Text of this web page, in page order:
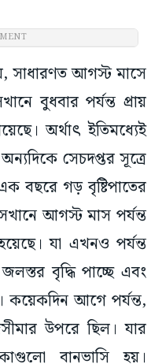
সাধারণত আগস্ট মাসে
বুধবার পর্যন্ত প্রায়
অর্থাৎ ইতিমধ্যেই
সেচদপ্তর সূত্রে
বছরে গড় বৃষ্টিপাতের
আগস্ট মাস পর্যন্ত
যা এখনও পর্যন্ত
বৃদ্ধি পাচ্ছে এবং
কয়েকদিন আগে পর্যন্ত,
উপরে ছিল। যার
বানভাসি হয়।